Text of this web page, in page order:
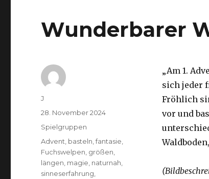
Wunderbarer
„Am 1.
sich jeder
Fröhlich
vor und
Autor
J
Veröffentlicht
am
28. November 2024
Kategorien
Spielgruppen
Schlagwörter
Advent basteln ,fantasie
Fuchswelpen größen
längen magie naturnah
sinneserfahrung